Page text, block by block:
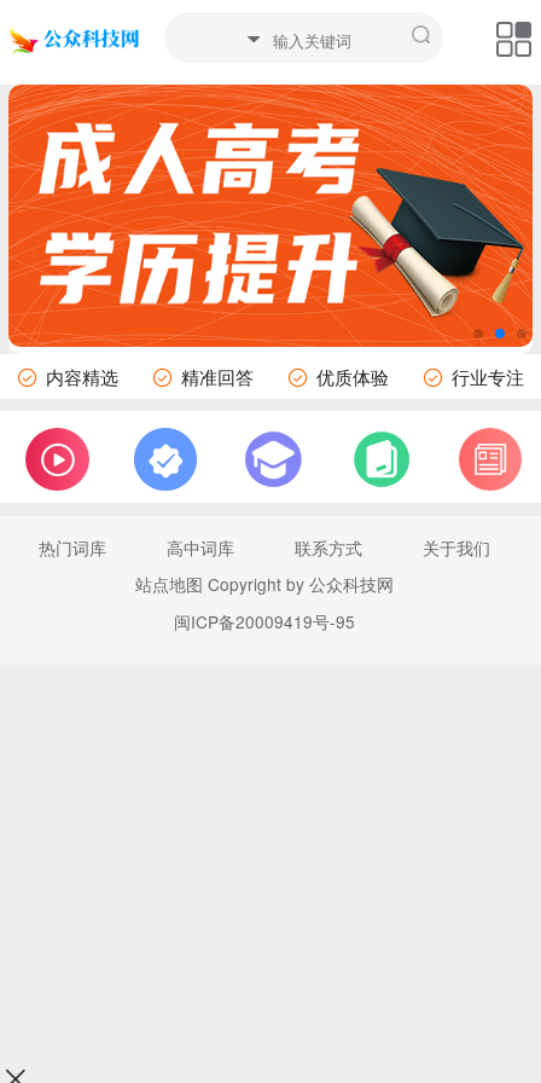
内容精选 精准回答 优质体验 行业专注
热门词库 高中词库 联系方式
关于我们
站点地图 Copyright by 公众科技网
闽ICP备20009419号-95